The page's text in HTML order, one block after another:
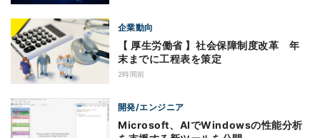
企業動向
【 厚生労働省 】社会保障制度改革 年
末までに工程表を策定
2時間前
開発/エンジニア
Microsoft、AIでWindowsの性能分析